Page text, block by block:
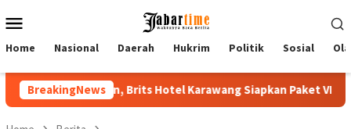
to
Menu
Home Nasional Daerah Hukrim Politik Sosial
BreakingNews
Karawang Siapkan Paket VIP Buka PKKMB 2026,